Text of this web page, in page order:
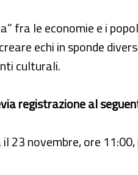
fra le economie e i
echi in sponde
culturali.
registrazione al
novembre, ore